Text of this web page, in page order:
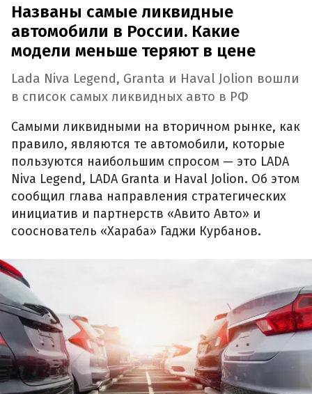
Названы самые ликвидные
автомобили в России. Какие
модели меньше теряют в цене
Lada Niva Legend, Granta и Haval Jolion вошли
в список самых ликвидных авто в РФ
Самыми ликвидными на вторичном рынке, как
правило, являются те автомобили, которые
пользуются наибольшим спросом — это LADA
Niva Legend, LADA Granta и Haval Jolion. Об этом
сообщил глава направления стратегических
инициатив и партнерств «Авито Авто» и
сооснователь «Хараба» Гаджи Курбанов.